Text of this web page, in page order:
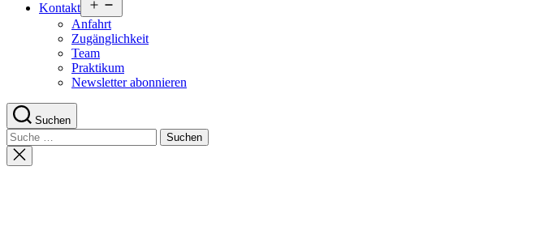
Kontakt
öffnen
Anfahrt
Zugänglichkeit
Team
Praktikum
Newsletter abonnieren
Suchen
Suche
nach:
Suche
schließen